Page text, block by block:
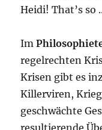
Heidi! That’s so
Im
regelrechten
Krisen gibt es
Killerviren,
geschwächte